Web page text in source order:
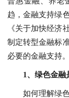
趋，金融支持绿
《关于加快经济
制定转型金融标
必要的金融支持
1、绿色金融
如何理解绿